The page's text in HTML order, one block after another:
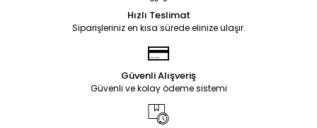
Hızlı Teslimat
Siparişleriniz en kısa sürede elinize ulaşır.
Güvenli Alışveriş
Güvenli ve kolay ödeme sistemi